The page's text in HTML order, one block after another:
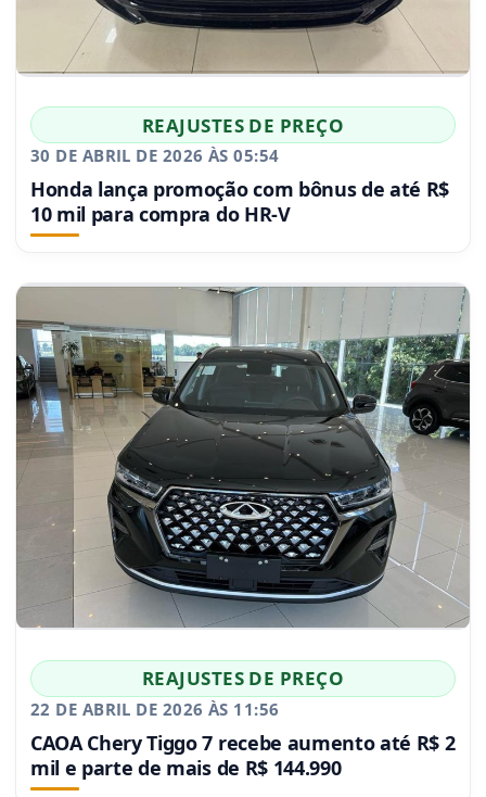
REAJUSTES DE PREÇO
30 DE ABRIL DE 2026 ÀS 05:54
Honda lança promoção com bônus de até R$
10 mil para compra do HR-V
REAJUSTES DE PREÇO
22 DE ABRIL DE 2026 ÀS 11:56
CAOA Chery Tiggo 7 recebe aumento até R$ 2
mil e parte de mais de R$ 144.990